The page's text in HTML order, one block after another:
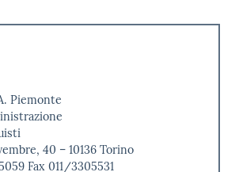
Piemonte
40 – 10136 Torino
Fax 011/3305531